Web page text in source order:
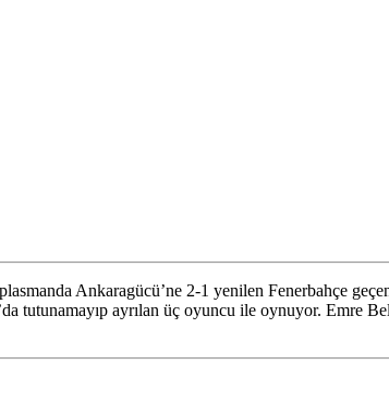
Ankaragücü’ne 2-1 yenilen Fenerbahçe
tutunamayıp ayrılan üç oyuncu ile oynuyor. Emre